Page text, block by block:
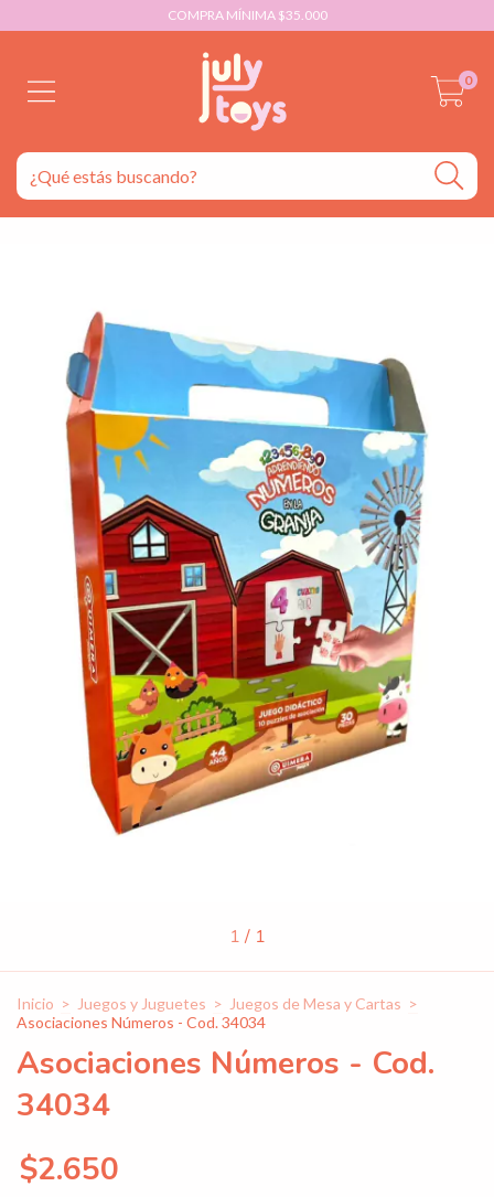
COMPRA MÍNIMA $35.000
0
1 / 1
Inicio > Juegos y Juguetes > Juegos de Mesa y Cartas >
Asociaciones Números - Cod. 34034
Asociaciones Números - Cod.
34034
$2.650